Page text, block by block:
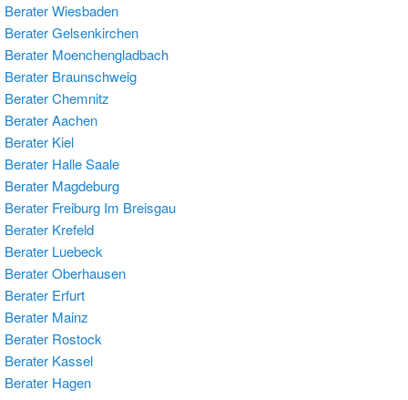
Berater Wiesbaden
Berater Gelsenkirchen
Berater Moenchengladbach
Berater Braunschweig
Berater Chemnitz
Berater Aachen
Berater Kiel
Berater Halle Saale
Berater Magdeburg
Berater Freiburg Im Breisgau
Berater Krefeld
Berater Luebeck
Berater Oberhausen
Berater Erfurt
Berater Mainz
Berater Rostock
Berater Kassel
Berater Hagen